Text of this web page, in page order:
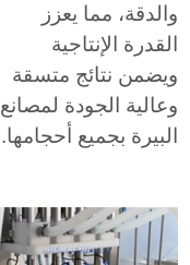
والدقة، مما يعزز
القدرة الإنتاجية
ويضمن نتائج متسقة
وعالية الجودة لمصانع
البيرة بجميع أحجامها.